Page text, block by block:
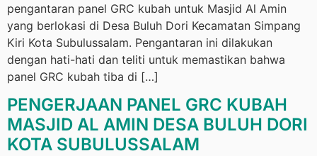
pengantaran panel GRC kubah untuk Masjid Al Amin
yang berlokasi di Desa Buluh Dori Kecamatan Simpang
Kiri Kota Subulussalam. Pengantaran ini dilakukan
dengan hati-hati dan teliti untuk memastikan bahwa
panel GRC kubah tiba di […]
PENGERJAAN PANEL GRC KUBAH
MASJID AL AMIN DESA BULUH DORI
KOTA SUBULUSSALAM